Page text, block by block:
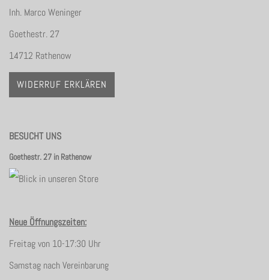
Inh. Marco Weninger
Goethestr. 27
14712 Rathenow
WIDERRUF ERKLÄREN
BESUCHT UNS
Goethestr. 27 in Rathenow
Neue Öffnungszeiten:
Freitag von 10-17:30 Uhr
Samstag nach Vereinbarung